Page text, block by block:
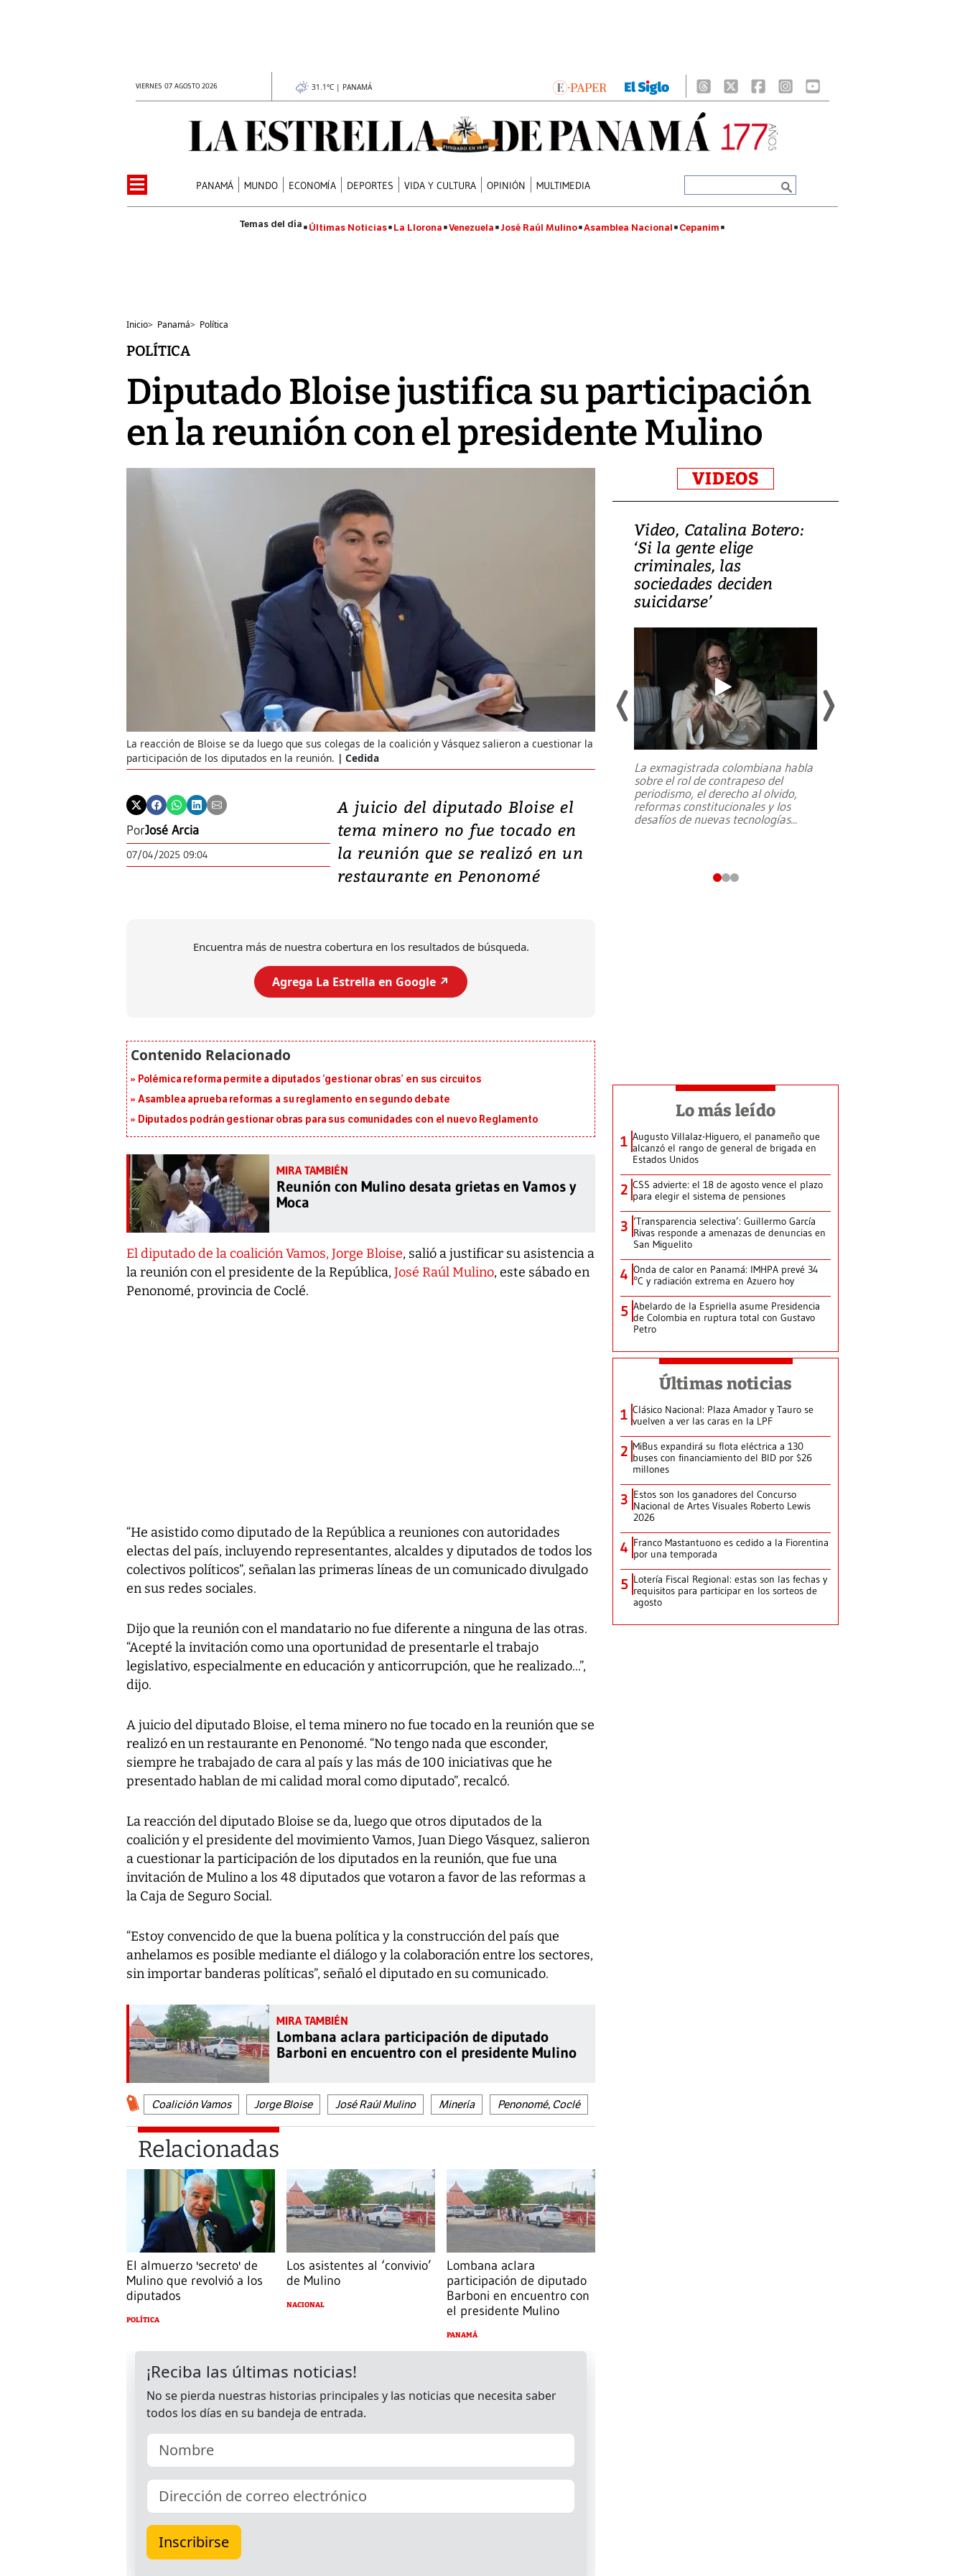
VIERNES 07 AGOSTO 2026 31.1°C | PANAMÁ
PANAMÁ MUNDO ECONOMÍA DEPORTES VIDA Y CULTURA OPINIÓN MULTIMEDIA
Últimas Noticias La Llorona Venezuela José Raúl Mulino Asamblea Nacional Cepanim
Inicio> Panamá> Política
POLÍTICA
Diputado Bloise justifica su participación
en la reunión con el presidente Mulino
La reacción de Bloise se da luego que sus colegas de la coalición y Vásquez salieron a cuestionar la
participación de los diputados en la reunión.
Cedida
PorJosé Arcia
07/04/2025 09:04
A juicio del diputado Bloise el
tema minero no fue tocado en
la reunión que se realizó en un
restaurante en Penonomé
Encuentra más de nuestra cobertura en los resultados de búsqueda.
Agrega La Estrella en Google ↗️
Polémica reforma permite a diputados ‘gestionar obras’ en sus circuitos
Asamblea aprueba reformas a su reglamento en segundo debate
Diputados podrán gestionar obras para sus comunidades con el nuevo Reglamento
Reunión con Mulino desata grietas en Vamos y
Moca
El diputado de la coalición Vamos, Jorge Bloise, salió a justificar su asistencia a
la reunión con el presidente de la República, José Raúl Mulino, este sábado en
Penonomé, provincia de Coclé.
“He asistido como diputado de la República a reuniones con autoridades
electas del país, incluyendo representantes, alcaldes y diputados de todos los
colectivos políticos”, señalan las primeras líneas de un comunicado divulgado
en sus redes sociales.
Dijo que la reunión con el mandatario no fue diferente a ninguna de las otras.
“Acepté la invitación como una oportunidad de presentarle el trabajo
legislativo, especialmente en educación y anticorrupción, que he realizado...”,
dijo.
A juicio del diputado Bloise, el tema minero no fue tocado en la reunión que se
realizó en un restaurante en Penonomé. “No tengo nada que esconder,
siempre he trabajado de cara al país y las más de 100 iniciativas que he
presentado hablan de mi calidad moral como diputado”, recalcó.
La reacción del diputado Bloise se da, luego que otros diputados de la
coalición y el presidente del movimiento Vamos, Juan Diego Vásquez, salieron
a cuestionar la participación de los diputados en la reunión, que fue una
invitación de Mulino a los 48 diputados que votaron a favor de las reformas a
la Caja de Seguro Social.
“Estoy convencido de que la buena política y la construcción del país que
anhelamos es posible mediante el diálogo y la colaboración entre los sectores,
sin importar banderas políticas”, señaló el diputado en su comunicado.
Lombana aclara participación de diputado
Barboni en encuentro con el presidente Mulino
Coalición Vamos Jorge Bloise José Raúl Mulino Minería Penonomé, Coclé
Relacionadas
El almuerzo 'secreto' de
Mulino que revolvió a los
diputados
POLÍTICA
Los asistentes al ‘convivio’
de Mulino
NACIONAL
Lombana aclara
participación de diputado
Barboni en encuentro con
el presidente Mulino
PANAMÁ
VIDEOS
Un fuerte terremoto de magnitud
7,1 se registró este martes 28 de
al sur de Japón, provocando una
Video, Catalina Botero:
‘Si la gente elige
criminales, las
sociedades deciden
suicidarse’
La exmagistrada colombiana habla
sobre el rol de contrapeso del
periodismo, el derecho al olvido,
reformas constitucionales y los
desafíos de nuevas tecnologías...
Lo más leído
1 Augusto Villalaz-Higuero, el panameño que
alcanzó el rango de general de brigada en
Estados Unidos
2 CSS advierte: el 18 de agosto vence el plazo
para elegir el sistema de pensiones
3 ‘Transparencia selectiva’: Guillermo García
Rivas responde a amenazas de denuncias en
San Miguelito
4 Onda de calor en Panamá: IMHPA prevé 34
°C y radiación extrema en Azuero hoy
5 Abelardo de la Espriella asume Presidencia
de Colombia en ruptura total con Gustavo
Petro
Últimas noticias
1 Clásico Nacional: Plaza Amador y Tauro se
vuelven a ver las caras en la LPF
2 MiBus expandirá su flota eléctrica a 130
buses con financiamiento del BID por $26
millones
3 Estos son los ganadores del Concurso
Nacional de Artes Visuales Roberto Lewis
2026
4 Franco Mastantuono es cedido a la Fiorentina
por una temporada
5 Lotería Fiscal Regional: estas son las fechas y
requisitos para participar en los sorteos de
agosto